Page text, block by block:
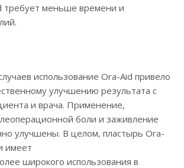
требует меньше времени и
использование Ora-Aid привело
улучшению результата с
и врача. Применение,
боли и заживление
улучшены. В целом, пластырь Ora-
имеет
широкого использования в